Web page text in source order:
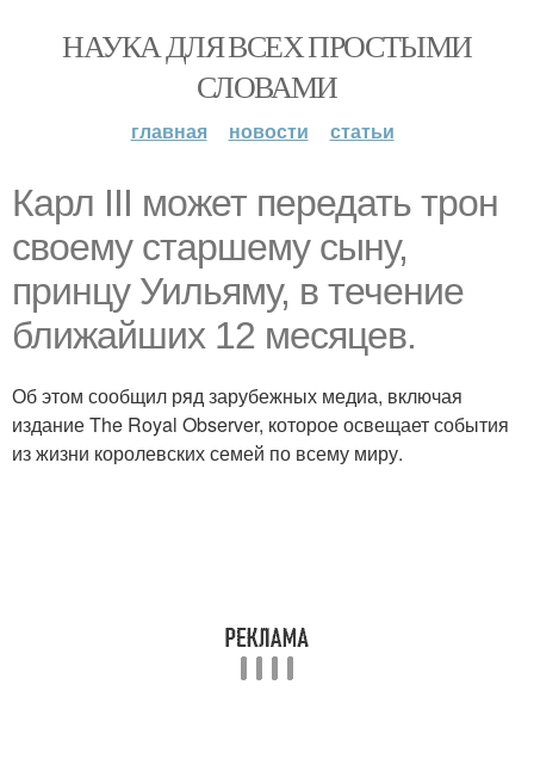
НАУКА ДЛЯ ВСЕХ ПРОСТЫМИ
СЛОВАМИ
главная новости статьи
Карл III может передать трон
своему старшему сыну,
принцу Уильяму, в течение
ближайших 12 месяцев.
Об этом сообщил ряд зарубежных медиа, включая
издание The Royal Observer, которое освещает события
из жизни королевских семей по всему миру.